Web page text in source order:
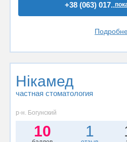
+38 (063) 017..
Нікамед
частная стоматология
р-н. Богунский
10 1